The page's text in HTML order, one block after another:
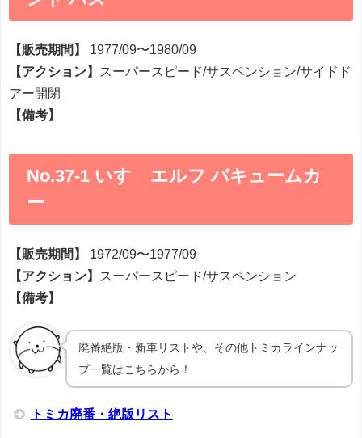
【販売期間】 1977/09〜1980/09
【アクション】
スーパースピード/サスペンション/サイドド
アー開閉
【備考】
No.37-1 いすゞエルフ バキュームカ
ー
【販売期間】 1972/09〜1977/09
【アクション】
スーパースピード/サスペンション
【備考】
廃番絶版・新車リストや、その他トミカラインナッ
プ一覧はこちらから！
トミカ廃番・絶版リスト